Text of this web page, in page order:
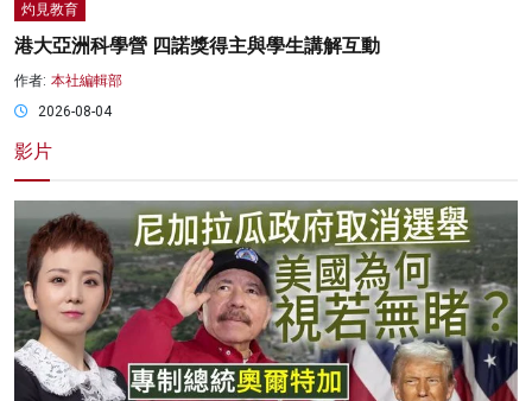
灼見教育
港大亞洲科學營 四諾獎得主與學生講解互動
作者: 本社編輯部
2026-08-04
影片